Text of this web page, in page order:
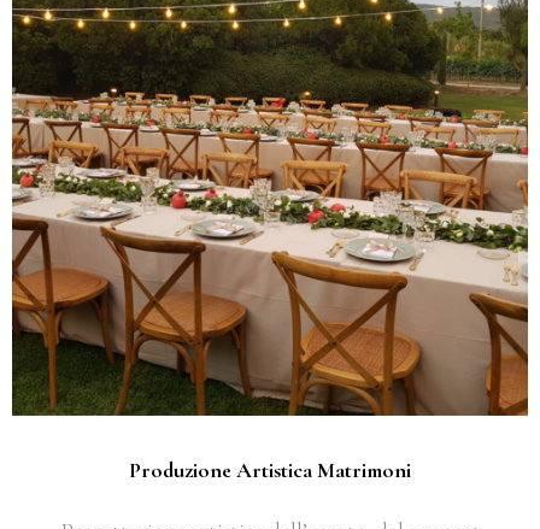
Produzione Artistica Matrimoni